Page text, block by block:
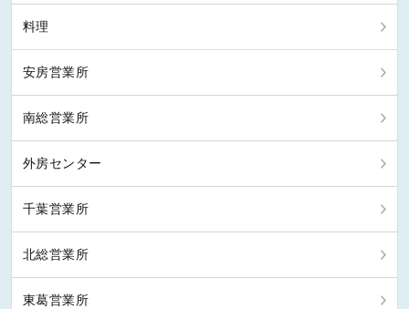
料理
安房営業所
南総営業所
外房センター
千葉営業所
北総営業所
東葛営業所